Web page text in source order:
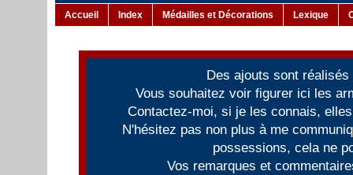
Accueil Index Médailles et Décorations Lexique
Des ajouts sont
Vous souhaitez voir figurer ici les
Contactez-moi, si je les connais,
N'hésitez pas non plus à me
possessions, cela ne
Vos remarques et